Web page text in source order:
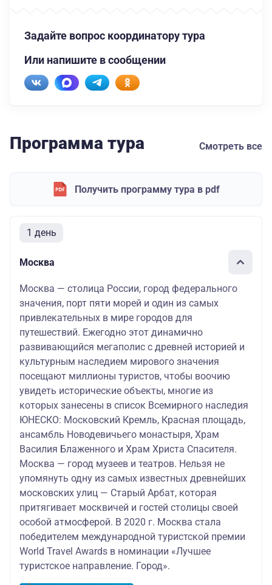
Задайте вопрос координатору тура
Или напишите в сообщении
Программа тура Смотреть все
Получить программу тура в pdf
1 день
Москва
Москва — столица России, город федерального
значения, порт пяти морей и один из самых
привлекательных в мире городов для
путешествий. Ежегодно этот динамично
развивающийся мегаполис с древней историей и
культурным наследием мирового значения
посещают миллионы туристов, чтобы воочию
увидеть исторические объекты, многие из
которых занесены в список Всемирного наследия
ЮНЕСКО: Московский Кремль, Красная площадь,
ансамбль Новодевичьего монастыря, Храм
Василия Блаженного и Храм Христа Спасителя.
Москва — город музеев и театров. Нельзя не
упомянуть одну из самых известных древнейших
московских улиц — Старый Арбат, которая
притягивает москвичей и гостей столицы своей
особой атмосферой. В 2020 г. Москва стала
победителем международной туристской премии
World Travel Awards в номинации «Лучшее
туристское направление. Город».